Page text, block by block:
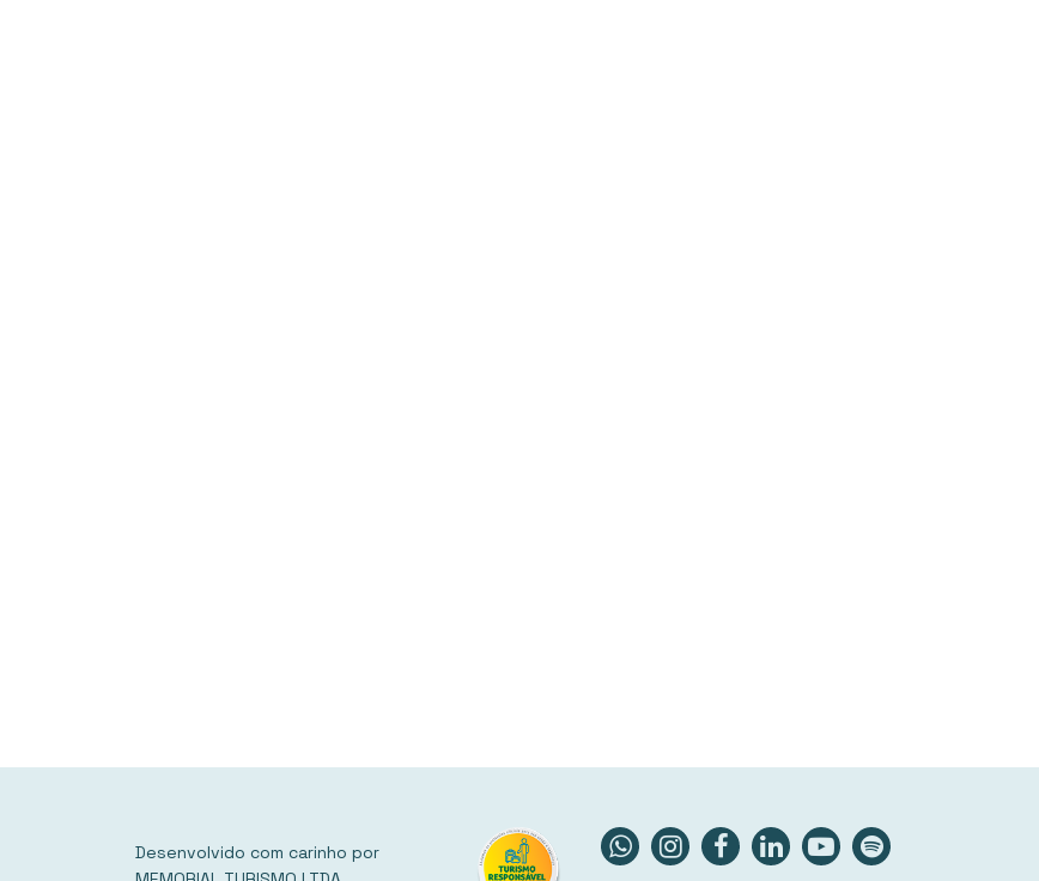
Desenvolvido com carinho por